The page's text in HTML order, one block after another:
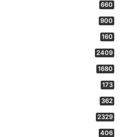
660
900
160
2409
1680
173
362
2329
406